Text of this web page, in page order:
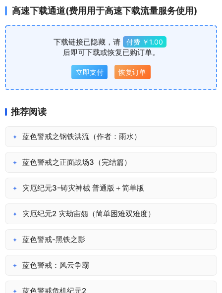
高速下载通道(费用用于高速下载流量服务使用)
下载链接已隐藏，请 付费 ￥1.00
后即可下载或恢复已购订单。
立即支付 恢复订单
推荐阅读
✦ 蓝色警戒之钢铁洪流（作者：雨水）
✦ 蓝色警戒之正面战场3（完结篇）
✦ 灾厄纪元3-铸灾神械 普通版＋简单版
✦ 灾厄纪元2 灾劫宙怨（简单困难双难度）
✦ 蓝色警戒-黑铁之影
✦ 蓝色警戒：风云争霸
✦ 蓝色警戒危机纪元2